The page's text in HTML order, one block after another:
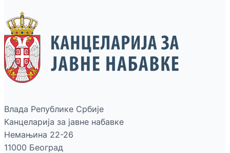
Влада Републике Србије
Канцеларија за јавне набавке
Немањина 22-26
11000 Београд